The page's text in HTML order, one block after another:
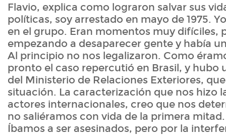
Flavio, explica como lograron salvar sus
políticas, soy arrestado en mayo de 1975.
en el grupo. Eran momentos muy difíciles,
empezando a desaparecer gente y había
Al principio no nos legalizaron. Como
pronto el caso repercutió en Brasil, y hubo
del Ministerio de Relaciones Exteriores,
situación. La caracterización que nos hizo
actores internacionales, creo que nos
no saliéramos con vida de la primera
Íbamos a ser asesinados, pero por la